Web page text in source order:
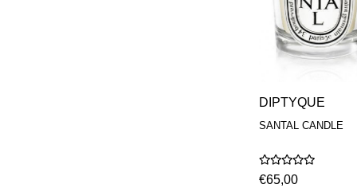
DIPTYQUE
SANTAL CANDLE
€65,00